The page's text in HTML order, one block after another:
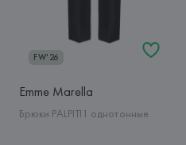
FW'26
Emme Marella
Брюки PALPITI1 однотонные